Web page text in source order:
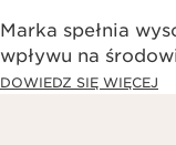
Marka spełnia
wpływu na
DOWIEDZ SIĘ WIĘCEJ